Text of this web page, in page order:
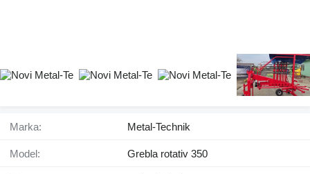
Marka: Metal-Technik
Model: Grebla rotativ 350